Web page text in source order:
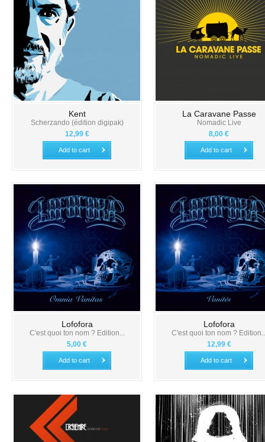
Kent
Scherzando (édition digipak)
12,99 €
Add to cart
La Caravane Passe
Nomadic Live
8,00 €
Add to cart
Lofofora
C'est quoi ton nom ? Edition...
5,00 €
Add to cart
Lofofora
C'est quoi ton nom ?
12,99 €
Add to cart